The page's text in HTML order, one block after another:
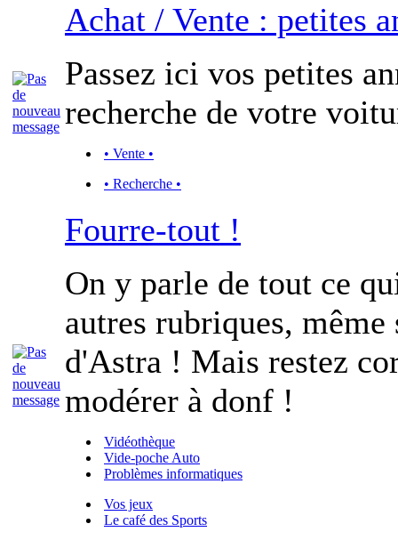
Achat / Vente : petites
Passez ici vos petites
recherche de votre
• Vente •
• Recherche •
Fourre-tout !
On y parle de tout ce
autres rubriques, même
d'Astra ! Mais restez
modérer à donf !
Vidéothèque
Vide-poche Auto
Problèmes informatiques
Vos jeux
Le café des Sports